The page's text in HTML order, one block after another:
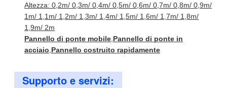
Altezza: 0,2m/ 0,3m/ 0,4m/ 0,5m/ 0,6m/ 0,7m/ 0,8m/ 0,9m/
1m/ 1,1m/ 1,2m/ 1,3m/ 1,4m/ 1,5m/ 1,6m/ 1,7m/ 1,8m/
1,9m/ 2m
Pannello di ponte mobile Pannello di ponte in
acciaio Pannello costruito rapidamente
Supporto e servizi: